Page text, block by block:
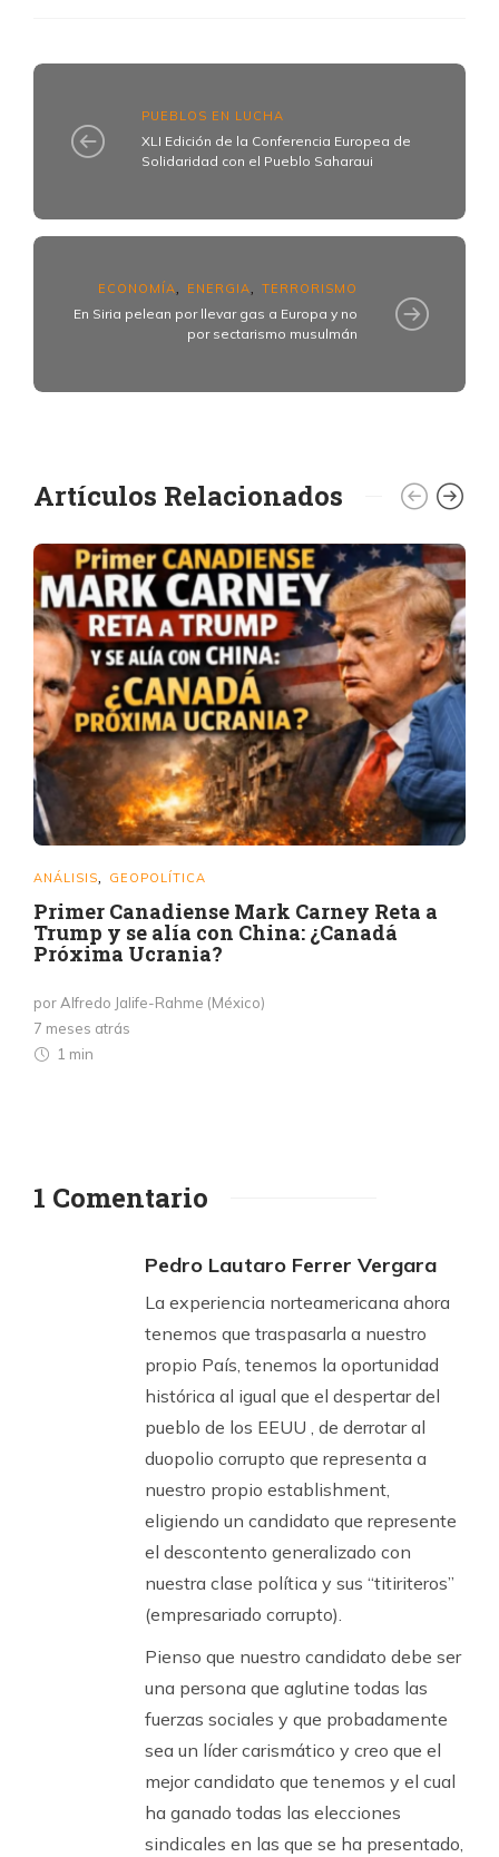
PUEBLOS EN LUCHA
XLI Edición de la Conferencia Europea de
Solidaridad con el Pueblo Saharaui
ECONOMÍA ENERGIA TERRORISMO
En Siria pelean por llevar gas a Europa y no
por sectarismo musulmán
Artículos Relacionados
ANÁLISIS GEOPOLÍTICA
Primer Canadiense Mark Carney Reta a
Trump y se alía con China: ¿Canadá
Próxima Ucrania?
por Alfredo Jalife-Rahme (México)
7 meses atrás
1 min
1 Comentario
Pedro Lautaro Ferrer Vergara
La experiencia norteamericana ahora
tenemos que traspasarla a nuestro
propio País, tenemos la oportunidad
histórica al igual que el despertar del
pueblo de los EEUU , de derrotar al
duopolio corrupto que representa a
nuestro propio establishment,
eligiendo un candidato que represente
el descontento generalizado con
nuestra clase política y sus “titiriteros”
(empresariado corrupto).
Pienso que nuestro candidato debe ser
una persona que aglutine todas las
fuerzas sociales y que probadamente
sea un líder carismático y creo que el
mejor candidato que tenemos y el cual
ha ganado todas las elecciones
sindicales en las que se ha presentado,